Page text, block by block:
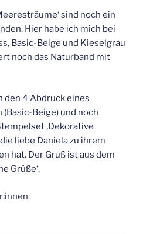
sind noch ein
Hier habe ich mich bei
Basic-Beige und Kieselgrau
noch das Naturband mit
den 4 Abdruck eines
Beige) und noch
‚Dekorative
liebe Daniela zu ihrem
hat. Der Gruß ist aus dem
Grüße‘.